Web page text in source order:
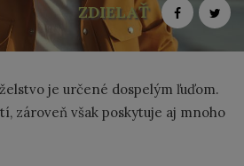
ZDIELAŤ
je určené dospelým ľuďom.
zároveň však poskytuje aj mnoho